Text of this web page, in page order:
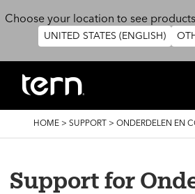
Choose your location to see
UNITED STATES (ENGLISH)
BREADCRUMB
HOME > SUPPORT > ONDERDELEN EN
Support for